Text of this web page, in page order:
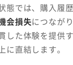
態では、購入履
会損失につなが
した体験を提供
直結します。